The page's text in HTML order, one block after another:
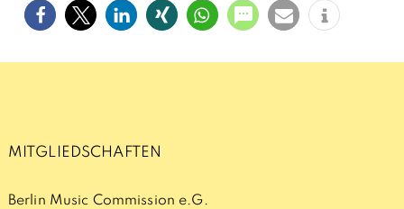
MITGLIEDSCHAFTEN
Berlin Music Commission e.G.